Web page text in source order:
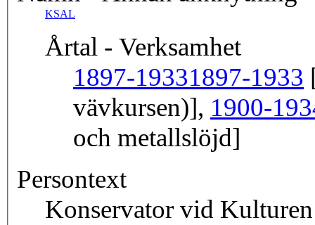
KSAL
Årtal - Verksamhet
1897-19331897-1933
vävkursen)], 1900-
och metallslöjd]
Persontext
Konservator vid